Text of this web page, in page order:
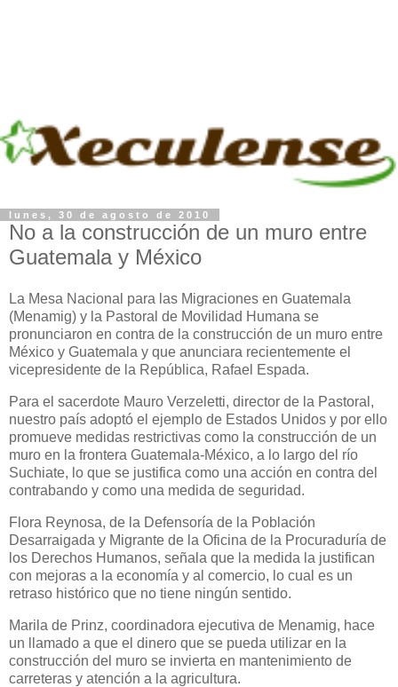
lunes, 30 de agosto de 2010
No a la construcción de un muro entre
Guatemala y México
La Mesa Nacional para las Migraciones en Guatemala
(Menamig) y la Pastoral de Movilidad Humana se
pronunciaron en contra de la construcción de un muro entre
México y Guatemala y que anunciara recientemente el
vicepresidente de la República, Rafael Espada.
Para el sacerdote Mauro Ver­ze­­letti, director de la Pastoral,
nuestro país adoptó el ejemplo de Estados Unidos y por ello
promueve medidas restrictivas como la construcción de un
muro en la frontera Guatemala-México, a lo largo del río
Suchiate, lo que se justifica como una acción en contra del
contrabando y como una medida de seguridad.
Flora Reynosa, de la Defensoría de la Población
Desarraigada y Migrante de la Oficina de la Procuraduría de
los Derechos Humanos, señala que la medida la justifican
con mejoras a la economía y al comercio, lo cual es un
retraso histórico que no tiene ningún sentido.
Marila de Prinz, coordinadora ejecutiva de Menamig, hace
un llamado a que el dinero que se pueda utilizar en la
construcción del muro se invierta en mantenimiento de
carreteras y atención a la agricultura.